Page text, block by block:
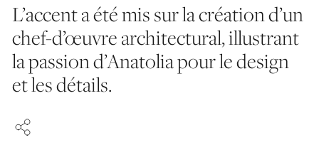
Dalle sintérisée
Mosaïques
Accessoires
Découvrir
L’accent a été mis sur la création d’un
chef-d’œuvre architectural, illustrant
la passion d’Anatolia pour le design
et les détails.
FACEBOOK
PINTEREST